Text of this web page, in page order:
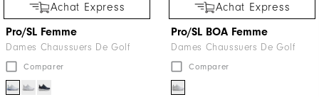
Achat Express
Pro/SL Femme
Dames Chaussuers De Golf
Comparer
Achat Express
Pro/SL BOA Femme
Dames Chaussuers De Golf
Comparer